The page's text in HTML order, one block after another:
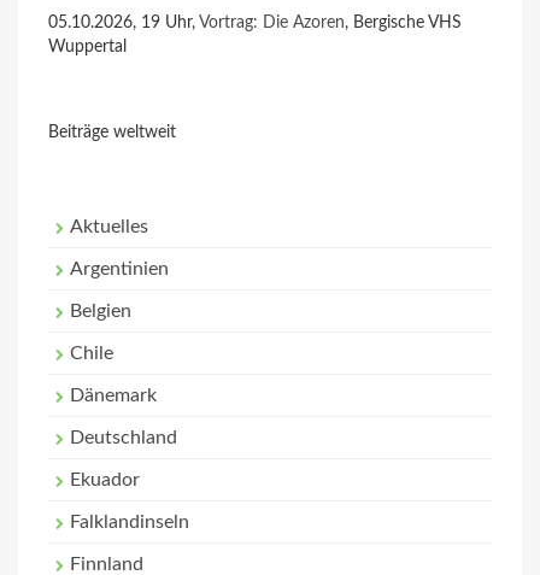
05.10.2026, 19 Uhr, Vortrag: Die Azoren, Bergische VHS
Wuppertal
Beiträge weltweit
Aktuelles
Argentinien
Belgien
Chile
Dänemark
Deutschland
Ekuador
Falklandinseln
Finnland